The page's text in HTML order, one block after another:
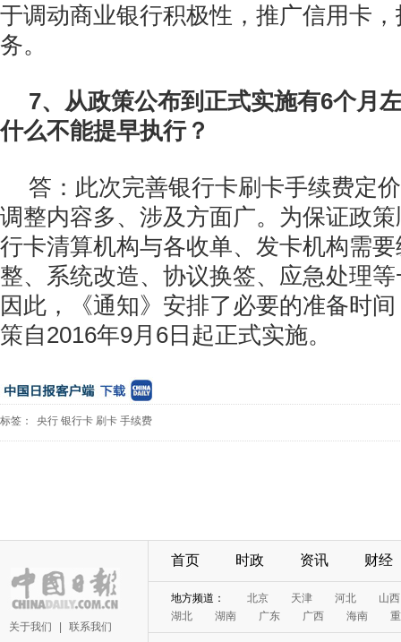
于调动商业银行积极性，推广信用卡
务。
7、从政策公布到正式实施有6个月
什么不能提早执行？
答：此次完善银行卡刷卡手续费定
调整内容多、涉及方面广。为保证政
行卡清算机构与各收单、发卡机构需
整、系统改造、协议换签、应急处理
因此，《通知》安排了必要的准备时
策自2016年9月6日起正式实施。
标签： 央行 银行卡 刷卡 手续费
关于我们 联系我们
首页 时政 资讯 财经
地方频道： 北京 天津 河北
山西
湖北
湖南 广东 广西 海南